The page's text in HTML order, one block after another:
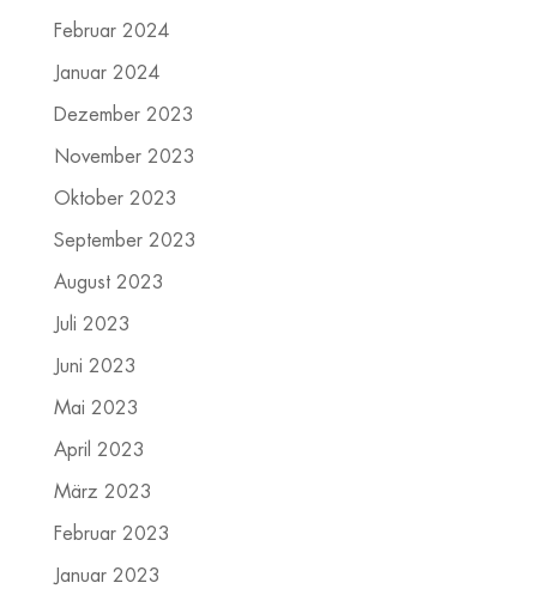
Februar 2024
Januar 2024
Dezember 2023
November 2023
Oktober 2023
September 2023
August 2023
Juli 2023
Juni 2023
Mai 2023
April 2023
März 2023
Februar 2023
Januar 2023